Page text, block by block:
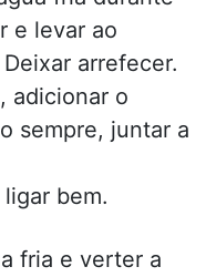
e levar ao
arrefecer.
adicionar o
sempre, juntar a
bem.
fria e verter a